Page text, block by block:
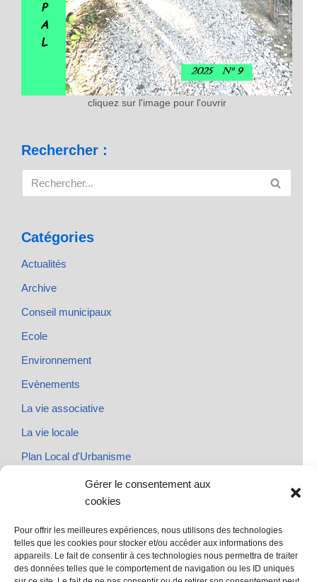
Gérer le consentement aux
cookies
Pour offrir les meilleures expériences, nous utilisons des technologies
telles que les cookies pour stocker et/ou accéder aux informations des
appareils. Le fait de consentir à ces technologies nous permettra de traiter
des données telles que le comportement de navigation ou les ID uniques
cliquez sur l'image pour l'ouvrir
Rechercher :
Catégories
Actualités
Archive
Conseil municipaux
Ecole
Environnement
Evènements
La vie associative
La vie locale
Plan Local d'Urbanisme
@ Sainte Marie des Champs